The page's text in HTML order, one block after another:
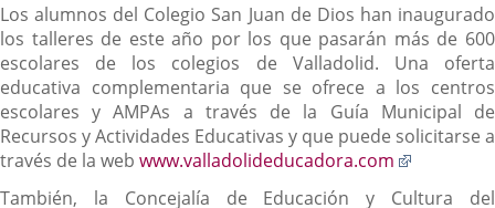
Los alumnos del Colegio San Juan de Dios han inaugurado
los talleres de este año por los que pasarán más de 600
escolares de los colegios de Valladolid. Una oferta
educativa complementaria que se ofrece a los centros
escolares y AMPAs a través de la Guía Municipal de
Recursos y Actividades Educativas y que puede solicitarse a
través de la web www.valladolideducadora.com
También, la Concejalía de Educación y Cultura del